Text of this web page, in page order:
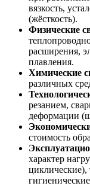
вязкость,
(жёсткость).
Физические
расширения,
плавления.
Химические
различных
резанием,
деформации
стоимость
характер
циклические),